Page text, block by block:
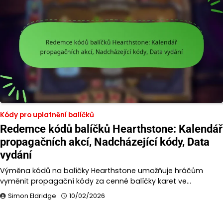
Kódy pro uplatnění balíčků
Redemce kódů balíčků Hearthstone: Kalendář
propagačních akcí, Nadcházející kódy, Data
vydání
Výměna kódů na balíčky Hearthstone umožňuje hráčům
vyměnit propagační kódy za cenné balíčky karet ve…
Simon Eldridge 10/02/2026